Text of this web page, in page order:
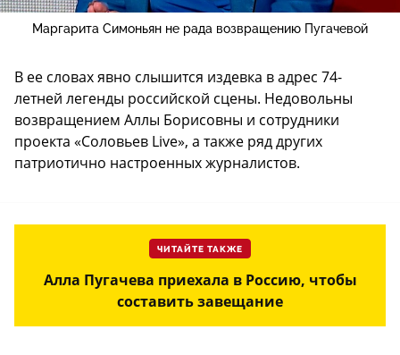
Маргарита Симоньян не рада возвращению Пугачевой
В ее словах явно слышится издевка в адрес 74-
летней легенды российской сцены. Недовольны
возвращением Аллы Борисовны и сотрудники
проекта «Соловьев Live», а также ряд других
патриотично настроенных журналистов.
ЧИТАЙТЕ ТАКЖЕ
Алла Пугачева приехала в Россию, чтобы
составить завещание